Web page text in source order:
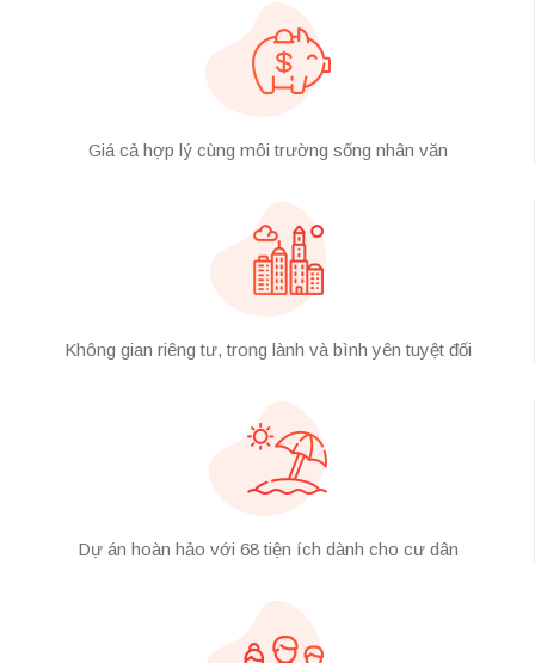
Giá cả hợp lý cùng môi trường sống nhân văn
Không gian riêng tư, trong lành và bình yên tuyệt đối
Dự án hoàn hảo với 68 tiện ích dành cho cư dân